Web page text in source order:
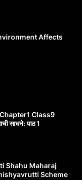
Affects
Class9
साधने: पाठ 1
Shahu Maharaj
Scheme